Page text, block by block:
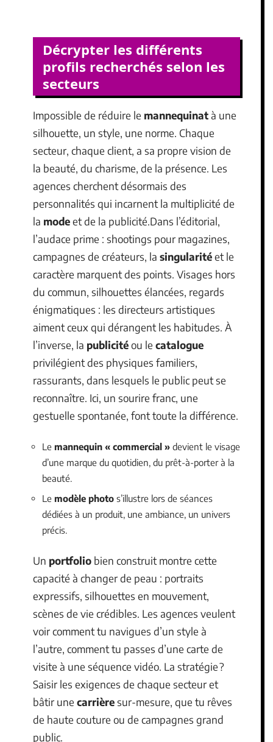
Décrypter les différents
profils recherchés selon les
secteurs
Impossible de réduire le mannequinatà une
silhouette, un style, une norme. Chaque
secteur, chaque client, a sa propre vision de
la beauté, du charisme, de la présence. Les
agences cherchent désormais des
personnalités qui incarnent la multiplicité de
la modeet de la publicité.Dans l’éditorial,
l’audace prime : shootings pour magazines,
campagnes de créateurs, la singularitéet le
caractère marquent des points. Visages hors
du commun, silhouettes élancées, regards
énigmatiques : les directeurs artistiques
aiment ceux qui dérangent les habitudes. À
l’inverse, la publicitéou le catalogue
privilégient des physiques familiers,
rassurants, dans lesquels le public peut se
reconnaître. Ici, un sourire franc, une
gestuelle spontanée, font toute la différence.
Le mannequin « commercial » devient le visage
d’une marque du quotidien, du prêt-à-porter à la
beauté.
Le modèle photo s’illustre lors de séances
dédiées à un produit, une ambiance, un univers
précis.
Un portfolio bien construit montre cette
capacité à changer de peau : portraits
expressifs, silhouettes en mouvement,
scènes de vie crédibles. Les agences veulent
voir comment tu navigues d’un style à
l’autre, comment tu passes d’une carte de
visite à une séquence vidéo. La stratégie ?
Saisir les exigences de chaque secteur et
bâtir une carrièresur-mesure, que tu rêves
de haute couture ou de campagnes grand
public.